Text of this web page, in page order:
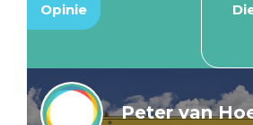
Opinie
Peter van